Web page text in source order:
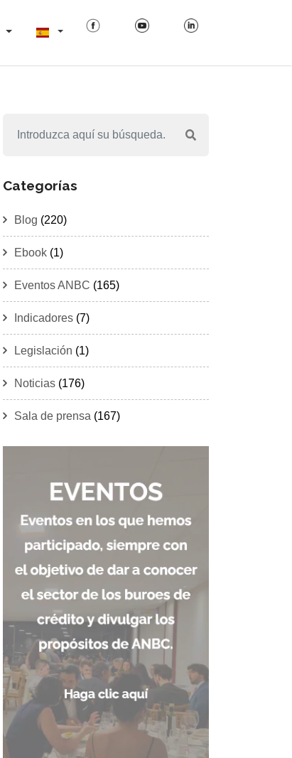
Categorías
Blog (220)
Ebook (1)
Eventos ANBC (165)
Indicadores (7)
Legislación (1)
Noticias (176)
Sala de prensa (167)